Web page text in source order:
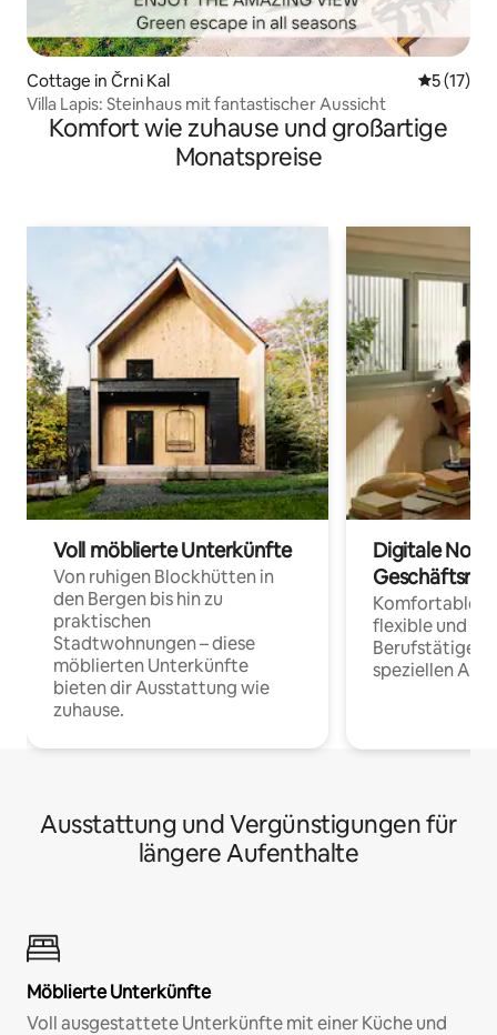
Cottage in Črni Kal
5 (17)
Villa Lapis: Steinhaus mit fantastischer Aussicht
Komfort wie zuhause und großartige
Monatspreise
Voll möblierte Unterkünfte
Von ruhigen Blockhütten in
den Bergen bis hin zu
praktischen
Stadtwohnungen – diese
möblierten Unterkünfte
bieten dir Ausstattung wie
zuhause.
Digitale
Komfortable
flexible und
Berufstätige
speziellen
Ausstattung und Vergünstigungen für
längere Aufenthalte
Möblierte Unterkünfte
Voll ausgestattete Unterkünfte mit einer Küche und